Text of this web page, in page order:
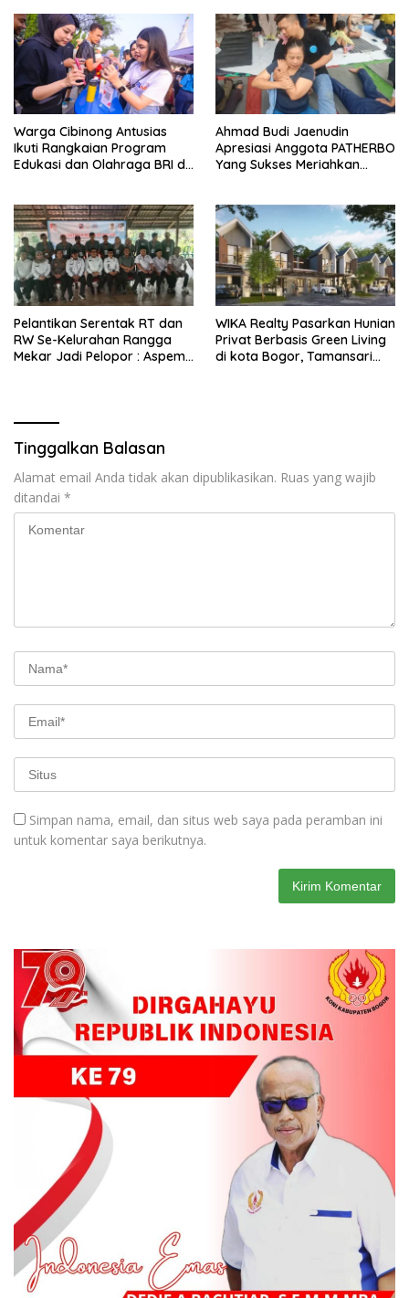
Warga Cibinong Antusias
Ikuti Rangkaian Program
Edukasi dan Olahraga BRI di
Ahmad Budi Jaenudin
Apresiasi Anggota PATHERBO
Yang Sukses Meriahkan
Pelantikan Serentak RT dan
RW Se-Kelurahan Rangga
Mekar Jadi Pelopor : Aspem
WIKA Realty Pasarkan Hunian
Privat Berbasis Green Living
di kota Bogor, Tamansari
Tinggalkan Balasan
Alamat email Anda tidak akan dipublikasikan. Ruas yang wajib
ditandai *
Simpan nama, email, dan situs web saya pada peramban ini
untuk komentar saya berikutnya.